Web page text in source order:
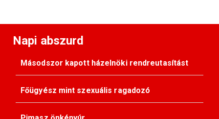
Napi abszurd
Másodszor kapott házelnöki rendreutasítást
Főügyész mint szexuális ragadozó